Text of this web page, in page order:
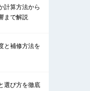
計算方法から
まで解説
と補修方法を
選び方を徹底